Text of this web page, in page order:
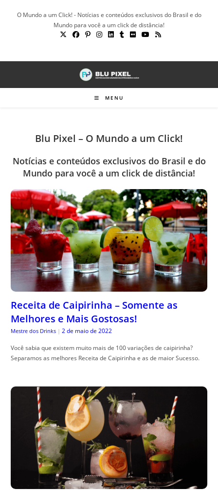
O Mundo a um Click! - Notícias e conteúdos exclusivos do Brasil e do
Mundo para você a um click de distância!
MENU
Blu Pixel – O Mundo a um Click!
Notícias e conteúdos exclusivos do Brasil e do
Mundo para você a um click de distância!
Receita de Caipirinha – Somente as
Melhores e Mais Gostosas!
Mestre dos Drinks | 2 de maio de 2022
Você sabia que existem muito mais de 100 variações de caipirinha?
Separamos as melhores Receita de Caipirinha e as de maior Sucesso.